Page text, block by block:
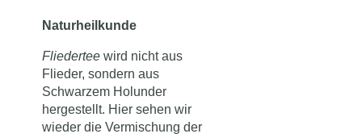
Naturheilkunde
Fliedertee wird nicht aus
Flieder, sondern aus
Schwarzem Holunder
hergestellt. Hier sehen wir
wieder die Vermischung der